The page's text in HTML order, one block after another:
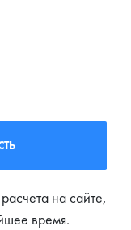
на сайте,
время.